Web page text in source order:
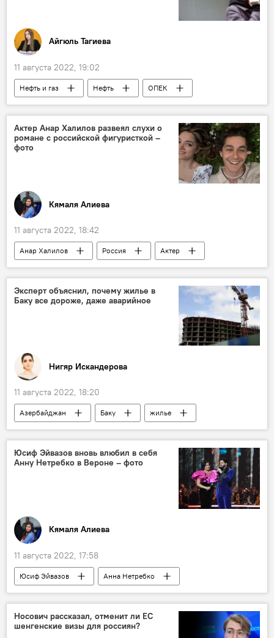
Айгюль Тагиева
11 августа 2022, 19:02
Нефть и газ Нефть
ОПЕК
прогноз
Добыча нефти
Снижение
Азербайджан
Актер Анар Халилов развеял слухи о
романе с российской фигуристкой –
фото
Кямаля Алиева
11 августа 2022, 18:42
Анар Халилов Россия
Актер
Азербайджан
Эксперт объяснил, почему жилье в
Баку все дороже, даже аварийное
Нигяр Искандерова
11 августа 2022, 18:20
Азербайджан Баку
жилье
новостройка
цены
Повышение
Ветхое жилье
Юсиф Эйвазов вновь влюбил в себя
Анну Нетребко в Вероне – фото
Кямаля Алиева
11 августа 2022, 17:58
Юсиф Эйвазов
Анна Нетребко
Опера
Джакомо Пуччини
Носович рассказал, отменит ли ЕС
шенгенские визы для россиян?